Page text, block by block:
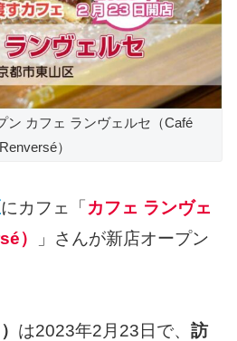
ン カフェ ランヴェルセ（Café
Renversé）
にカフェ「カフェ ランヴェ
）
」さんが新店オープン
は2023年2月23日で、 訪